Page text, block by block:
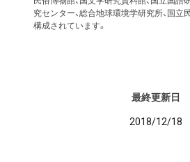
究センター、総合地球環境学研究所、国立
構成されています。
最終更新日
2018/12/18